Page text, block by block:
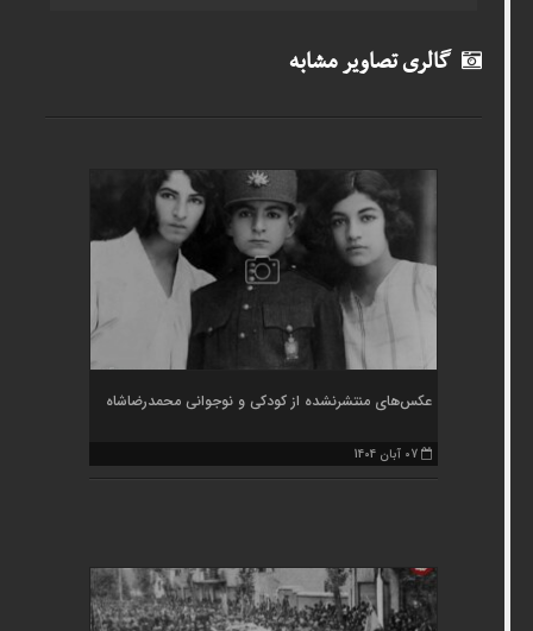
گالری تصاویر مشابه
عکس‌های منتشرنشده از کودکی و نوجوانی محمدرضاشاه
07 آبان 1404